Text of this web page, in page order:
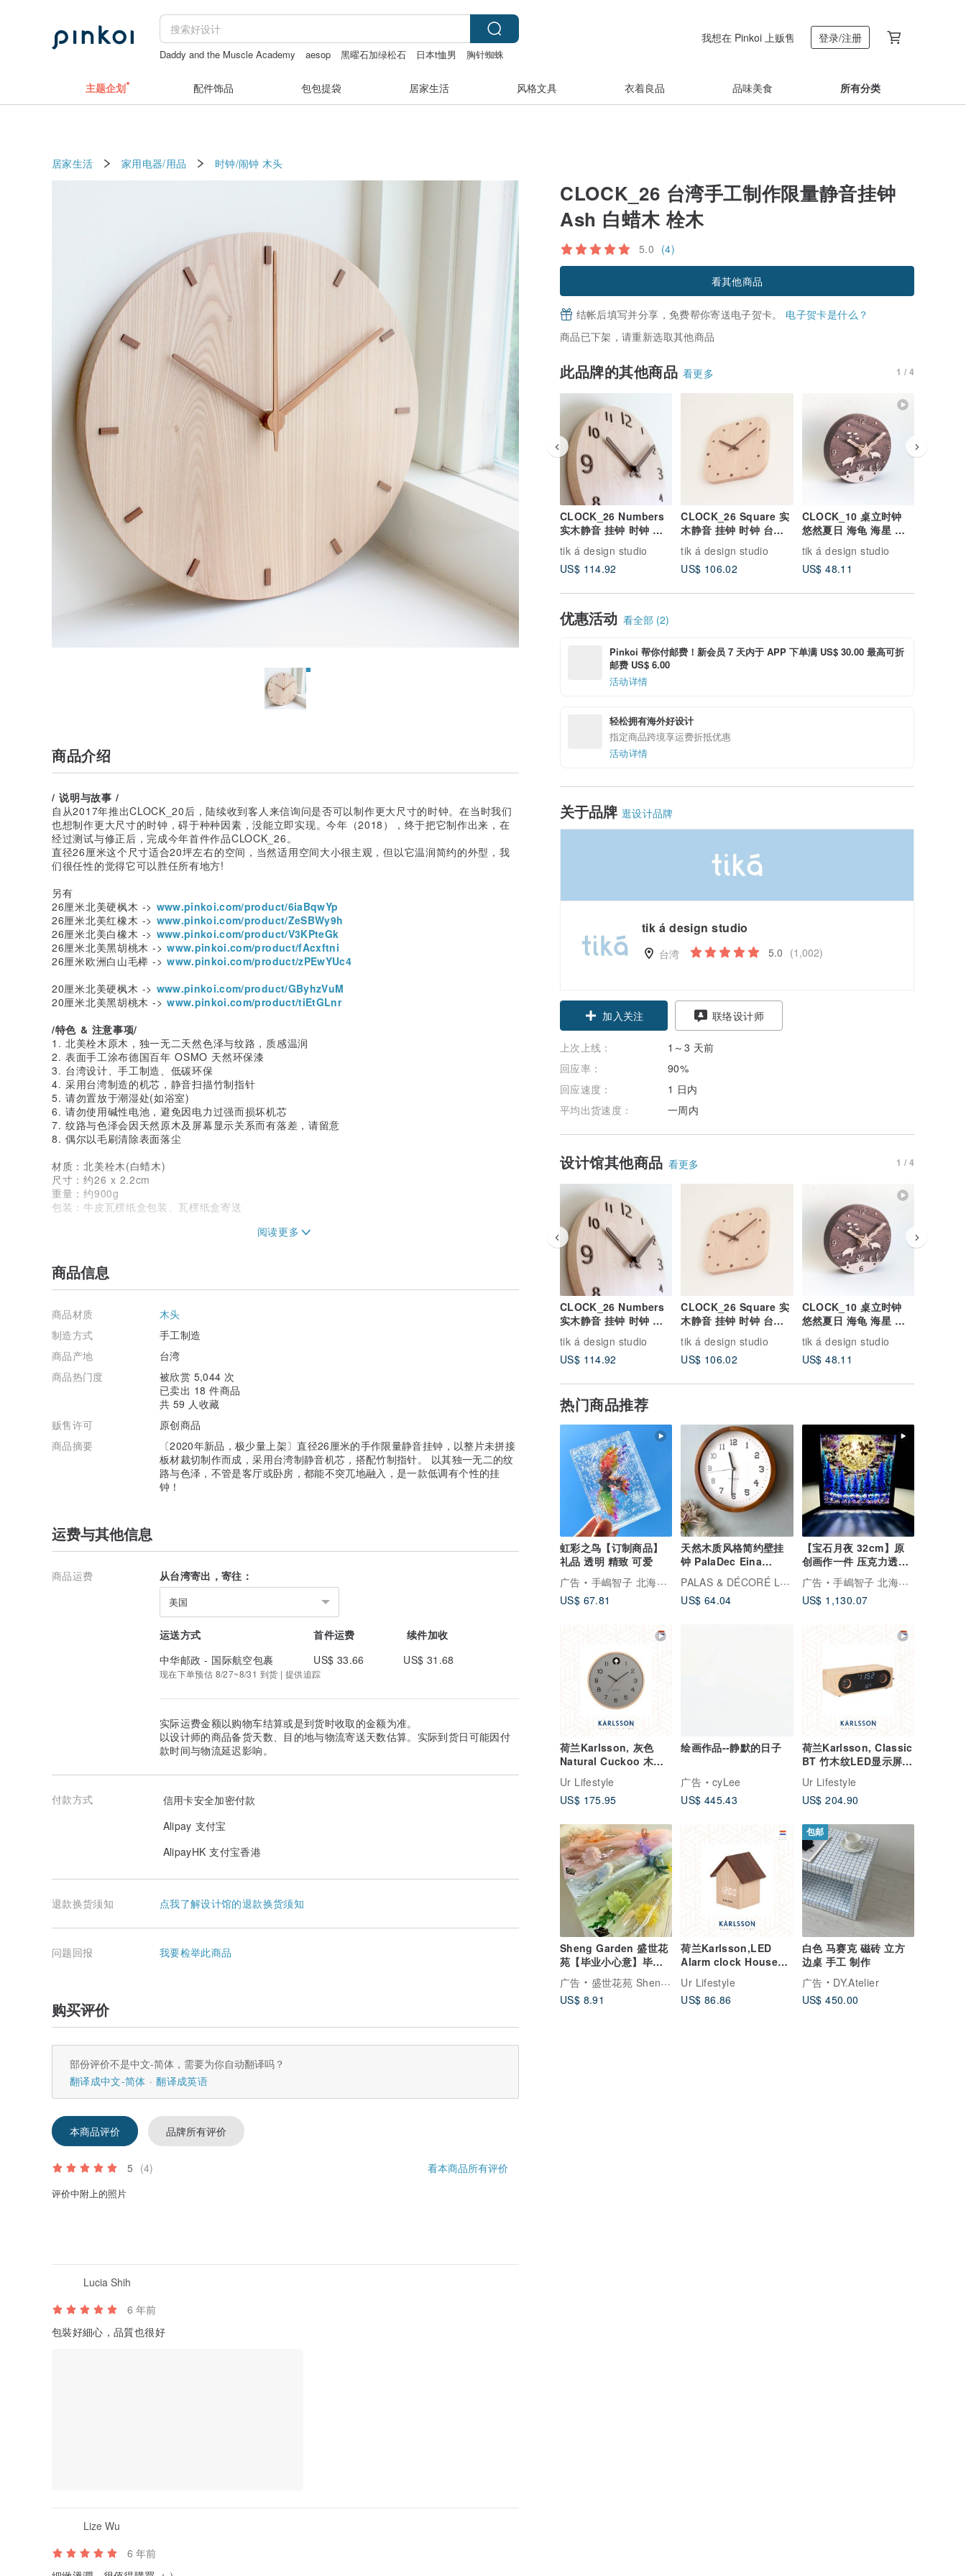
Daddy and the Muscle Academy aesop 黑曜石加绿松石 日本t恤男
胸针蜘蛛
我想在 Pinkoi 上贩售 登录/注册
主题企划 配件饰品 包包提袋 居家生活 风格文具 衣着良品 品味美食 所有分类
居家生活 家用电器/用品 时钟/闹钟 木头
CLOCK_26 台湾手工制作限量静音挂钟
Ash 白蜡木 栓木
5.0 (4)
看其他商品
结帐后填写并分享，免费帮你寄送电子贺卡。 电子贺卡是什么？
商品已下架，请重新选取其他商品
此品牌的其他商品 看更多 1 / 4
CLOCK_26 Numbers
实木静音 挂钟 时钟 台
tik á design studio
US$ 114.92
CLOCK_26 Square 实
木静音 挂钟 时钟 台湾
tik á design studio
US$ 106.02
CLOCK_10 桌立时钟
悠然夏日 海龟 海星 海
tik á design studio
US$ 48.11
优惠活动 看全部 (2)
Pinkoi 帮你付邮费！新会员 7 天内于 APP 下单满 US$ 30.00 最高可折
邮费 US$ 6.00
活动详情
轻松拥有海外好设计
指定商品跨境享运费折抵优惠
活动详情
关于品牌 逛设计品牌
tik á design studio
台湾 5.0 (1,002)
加入关注
联络设计师
上次上线：
1～3 天前
回应率：
90%
回应速度：
1 日内
平均出货速度：
一周内
设计馆其他商品 看更多 1 / 4
CLOCK_26 Numbers
实木静音 挂钟 时钟 台
湾限量手作 硬枫木
tik á design studio
US$ 114.92
CLOCK_26 Square 实
木静音 挂钟 时钟 台湾
限量手作 硬枫木
tik á design studio
US$ 106.02
CLOCK_10 桌立时钟
悠然夏日 海龟 海星 海
草 可磁吸 壁挂
tik á design studio
US$ 48.11
热门商品推荐
虹彩之鸟【订制商品】
礼品 透明 精致 可爱
广告
手嶋智子 北海道彩虹画家
US$ 67.81
天然木质风格简约壁挂
钟 PalaDec Eina
Wood Clock XL
PALAS & DÉCORÉ LUONNOS
US$ 64.04
【宝石月夜 32cm】原
创画作一件 压克力透明
艺术 阴影画作 居家装饰
满月 绘画 夜空 星空
广告
手嶋智子 北海道彩虹画家
US$ 1,130.07
荷兰Karlsson, 灰色
Natural Cuckoo 木制
布谷鸟挂钟 (整点报时)
Ur Lifestyle
US$ 175.95
绘画作品--静默的日子
广告
cyLee
US$ 445.43
荷兰Karlsson, Classic
BT 竹木纹LED显示屏音
箱多功能时钟闹钟
Ur Lifestyle
US$ 204.90
Sheng Garden 盛世花
苑【毕业小心意】毕业
永生花束
广告
盛世花苑 Sheng Garden
US$ 8.91
荷兰Karlsson,LED
Alarm clock House
钟木
Ur Lifestyle
US$ 86.86
包邮
白色 马赛克 磁砖 立方
边桌 手工 制作
广告
DY.Atelier
US$ 450.00
商品介绍
/ 说明与故事 /
自从2017年推出CLOCK_20后，陆续收到客人来信询问是否可以制作更大尺寸的时钟。在当时我们
也想制作更大尺寸的时钟，碍于种种因素，没能立即实现。今年（2018），终于把它制作出来，在
经过测试与修正后，完成今年首件作品CLOCK_26。
直径26厘米这个尺寸适合20坪左右的空间，当然适用空间大小很主观，但以它温润简约的外型，我
们很任性的觉得它可以胜任所有地方!
另有
26厘米北美硬枫木 -> www.pinkoi.com/product/6iaBqwYp
26厘米北美红橡木 -> www.pinkoi.com/product/ZeSBWy9h
26厘米北美白橡木 -> www.pinkoi.com/product/V3KPteGk
26厘米北美黑胡桃木 ->www.pinkoi.com/product/fAcxftni
26厘米欧洲白山毛榉 ->www.pinkoi.com/product/zPEwYUc4
20厘米北美硬枫木 -> www.pinkoi.com/product/GByhzVuM
20厘米北美黑胡桃木 ->www.pinkoi.com/product/tiEtGLnr
/特色 & 注意事项/
1. 北美栓木原木，独一无二天然色泽与纹路，质感温润
2. 表面手工涂布德国百年 OSMO 天然环保漆
3. 台湾设计、手工制造、低碳环保
4. 采用台湾制造的机芯，静音扫描竹制指针
5. 请勿置放于潮湿处(如浴室)
6. 请勿使用碱性电池，避免因电力过强而损坏机芯
7. 纹路与色泽会因天然原木及屏幕显示关系而有落差，请留意
8. 偶尔以毛刷清除表面落尘
材质：北美栓木(白蜡木)
尺寸：约26 x 2.2cm
重量：约900g
包装：牛皮瓦楞纸盒包装、瓦楞纸盒寄送
周边，期望能透过竹木本身温润的质感，为现今繁忙的科技生活注入一股绿色暖流!
台湾(竹乙太工作室)
商品信息
商品材质
木头
制造方式
手工制造
商品产地
台湾
商品热门度
被欣赏 5,044 次
已卖出 18 件商品
共 59 人收藏
贩售许可
原创商品
商品摘要
〔2020年新品，极少量上架〕直径26厘米的手作限量静音挂钟，以整片未拼接
板材裁切制作而成，采用台湾制静音机芯，搭配竹制指针。 以其独一无二的纹
路与色泽，不管是客厅或卧房，都能不突兀地融入，是一款低调有个性的挂
钟！
运费与其他信息
商品运费 从台湾寄出，寄往：
美国
运送方式 首件运费
续件加收
中华邮政 - 国际航空包裹
US$ 33.66 US$ 31.68
现在下单预估 8/27~8/31 到货 | 提供追踪
实际运费金额以购物车结算或是到货时收取的金额为准。
以设计师的商品备货天数、目的地与物流寄送天数估算。实际到货日可能因付
款时间与物流延迟影响。
付款方式
信用卡安全加密付款
Alipay 支付宝
AlipayHK 支付宝香港
退款换货须知 点我了解设计馆的退款换货须知
问题回报 我要检举此商品
购买评价
部份评价不是中文-简体，需要为你自动翻译吗？
翻译成中文-简体
翻译成英语
本商品评价 品牌所有评价
5 (4) 看本商品所有评价
评价中附上的照片
Lucia Shih
6 年前
包裝好細心，品質也很好
Lize Wu
6 年前